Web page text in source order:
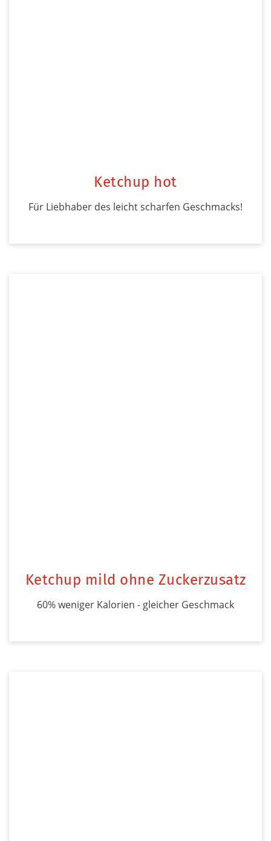
Ketchup hot
Für Liebhaber des leicht scharfen Geschmacks!
Ketchup mild ohne Zuckerzusatz
60% weniger Kalorien - gleicher Geschmack